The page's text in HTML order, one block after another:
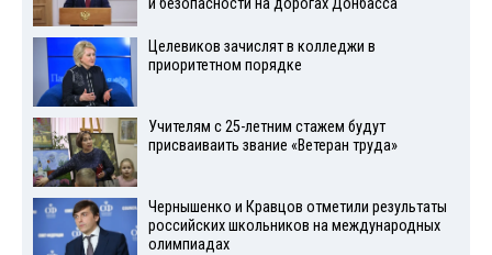
и безопасности на дорогах Донбасса
Целевиков зачислят в колледжи в
приоритетном порядке
Учителям с 25-летним стажем будут
присваиваить звание «Ветеран труда»
Чернышенко и Кравцов отметили результаты
российских школьников на международных
олимпиадах